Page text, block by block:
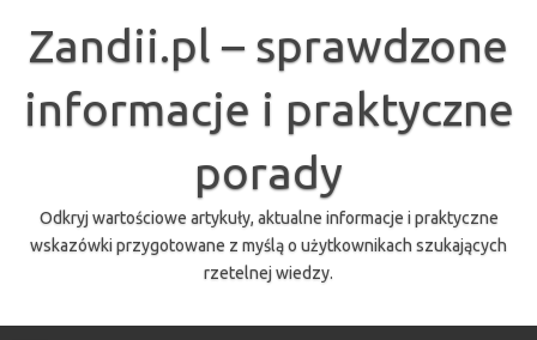
treściZandii.pl – sprawdzone
informacje i praktyczne
porady
Odkryj wartościowe artykuły, aktualne informacje i praktyczne
wskazówki przygotowane z myślą o użytkownikach szukających
rzetelnej wiedzy.